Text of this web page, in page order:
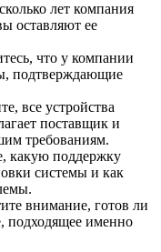
лет компания
оставляют ее
что у компании
подтверждающие
все устройства
поставщик и
требованиям.
какую поддержку
системы и как
внимание, готов ли
подходящее именно